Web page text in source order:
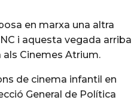
en marxa una altra
i aquesta vegada arriba
als Cinemes Atrium.
de cinema infantil en
General de Política